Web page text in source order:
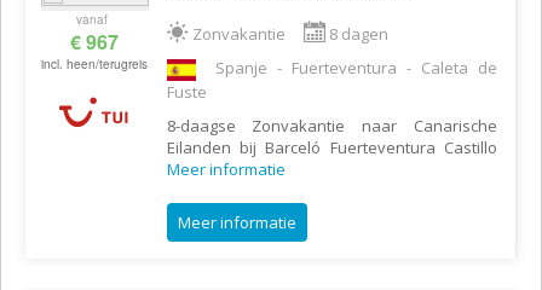
vanaf
€ 967
incl. heen/terugreis
Zonvakantie
8 dagen
Spanje - Fuerteventura - Caleta de
Fuste
8-daagse Zonvakantie naar Canarische
Eilanden bij Barceló Fuerteventura Castillo
Meer informatie
Meer informatie